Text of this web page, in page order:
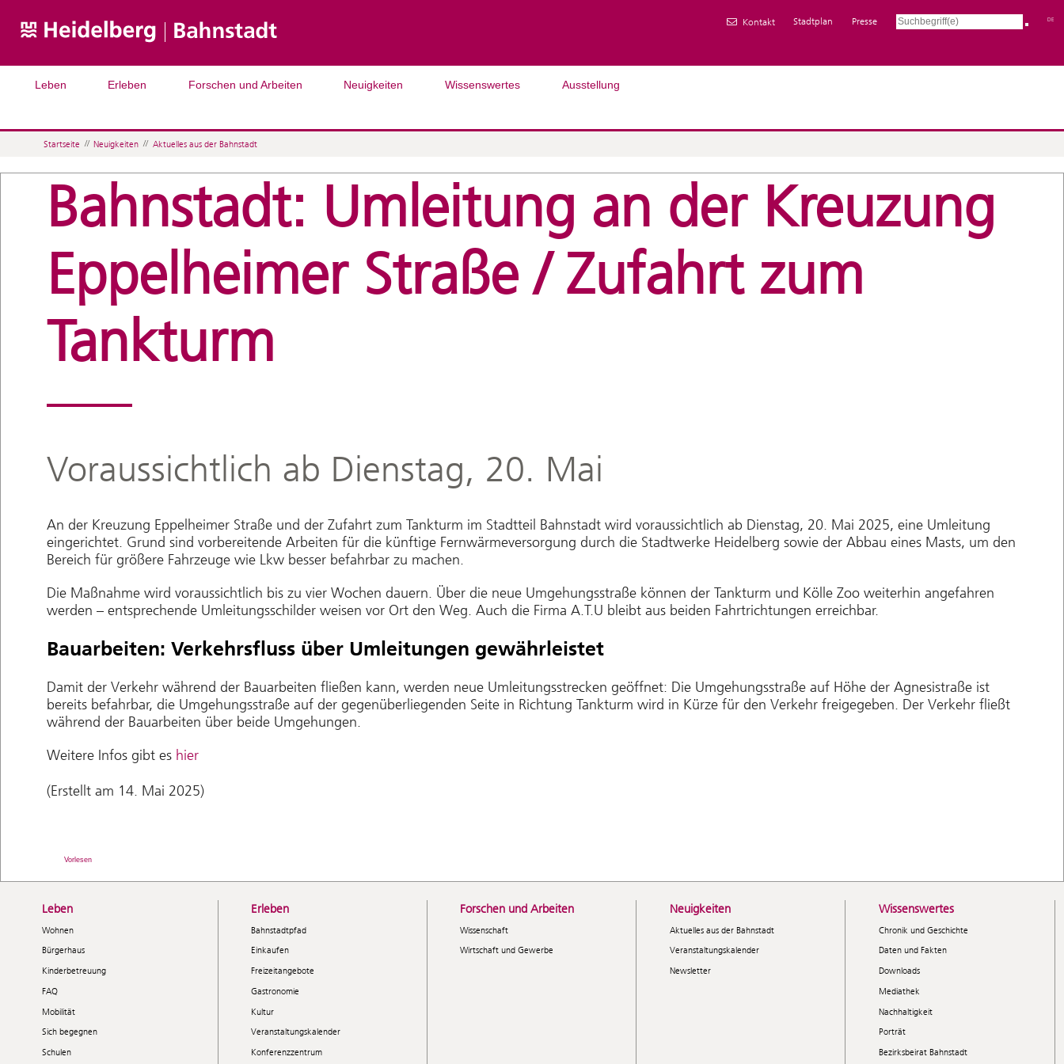
Kontakt Stadtplan Presse DE
Leben Erleben Forschen und Arbeiten Neuigkeiten Wissenswertes Ausstellung
Startseite // Neuigkeiten // Aktuelles aus der Bahnstadt
Bahnstadt: Umleitung an der Kreuzung
Eppelheimer Straße / Zufahrt zum
Tankturm
Voraussichtlich ab Dienstag, 20. Mai
An der Kreuzung Eppelheimer Straße und der Zufahrt zum Tankturm im Stadtteil Bahnstadt wird voraussichtlich ab Dienstag, 20. Mai 2025, eine Umleitung
eingerichtet. Grund sind vorbereitende Arbeiten für die künftige Fernwärmeversorgung durch die Stadtwerke Heidelberg sowie der Abbau eines Masts, um den
Bereich für größere Fahrzeuge wie Lkw besser befahrbar zu machen.
Die Maßnahme wird voraussichtlich bis zu vier Wochen dauern. Über die neue Umgehungsstraße können der Tankturm und Kölle Zoo weiterhin angefahren
werden – entsprechende Umleitungsschilder weisen vor Ort den Weg. Auch die Firma A.T.U bleibt aus beiden Fahrtrichtungen erreichbar.
Bauarbeiten: Verkehrsfluss über Umleitungen gewährleistet
Damit der Verkehr während der Bauarbeiten fließen kann, werden neue Umleitungsstrecken geöffnet: Die Umgehungsstraße auf Höhe der Agnesistraße ist
bereits befahrbar, die Umgehungsstraße auf der gegenüberliegenden Seite in Richtung Tankturm wird in Kürze für den Verkehr freigegeben. Der Verkehr fließt
während der Bauarbeiten über beide Umgehungen.
Weitere Infos gibt es hier
(Erstellt am 14. Mai 2025)
Vorlesen
Leben
Wohnen
Bürgerhaus
Kinderbetreuung
FAQ
Mobilität
Sich begegnen
Schulen
Erleben
Bahnstadtpfad
Einkaufen
Freizeitangebote
Gastronomie
Kultur
Veranstaltungskalender
Konferenzzentrum
Forschen und Arbeiten
Wissenschaft
Wirtschaft und Gewerbe
Neuigkeiten
Aktuelles aus der Bahnstadt
Veranstaltungskalender
Newsletter
Wissenswertes
Chronik und Geschichte
Daten und Fakten
Downloads
Mediathek
Nachhaltigkeit
Porträt
Bezirksbeirat Bahnstadt